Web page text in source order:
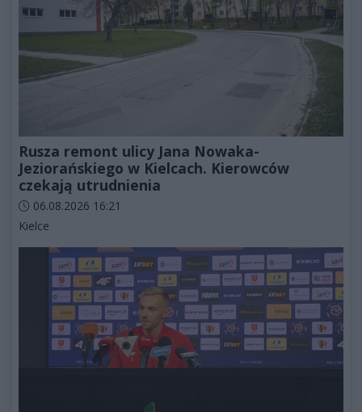
Rusza remont ulicy Jana Nowaka-
Jeziorańskiego w Kielcach. Kierowców
czekają utrudnienia
Data dodania artykułu:
06.08.2026 16:21
Kategorie artykułu:
Kielce